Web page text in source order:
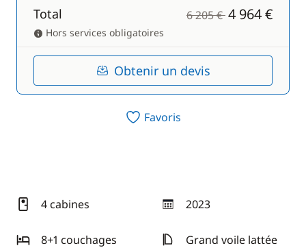
Total 6 205 €4 964 €
Hors services obligatoires
Obtenir un devis
Favoris
4 cabines 2023
année
8+1 couchages
Grand voile lattée